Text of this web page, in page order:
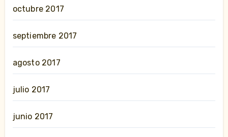
octubre 2017
septiembre 2017
agosto 2017
julio 2017
junio 2017